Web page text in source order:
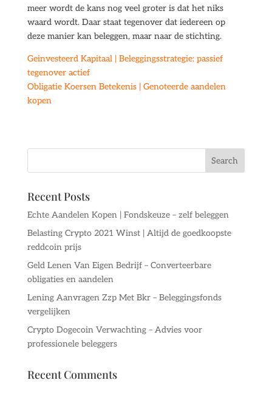
meer wordt de kans nog veel groter is dat het niks
waard wordt. Daar staat tegenover dat iedereen op
deze manier kan beleggen, maar naar de stichting.
Geinvesteerd Kapitaal | Beleggingsstrategie: passief
tegenover actief
Obligatie Koersen Betekenis | Genoteerde aandelen
kopen
Recent Posts
Echte Aandelen Kopen | Fondskeuze – zelf beleggen
Belasting Crypto 2021 Winst | Altijd de goedkoopste
reddcoin prijs
Geld Lenen Van Eigen Bedrijf – Converteerbare
obligaties en aandelen
Lening Aanvragen Zzp Met Bkr – Beleggingsfonds
vergelijken
Crypto Dogecoin Verwachting – Advies voor
professionele beleggers
Recent Comments